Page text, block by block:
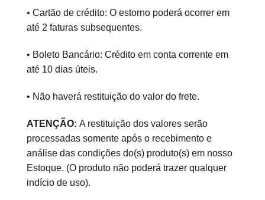
• Cartão de crédito: O estorno poderá ocorrer em
até 2 faturas subsequentes.
• Boleto Bancário: Crédito em conta corrente em
até 10 dias úteis.
• Não haverá restituição do valor do frete.
ATENÇÃO: A restituição dos valores serão
processadas somente após o recebimento e
análise das condições do(s) produto(s) em nosso
Estoque. (O produto não poderá trazer qualquer
indício de uso).